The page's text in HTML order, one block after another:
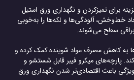
برای تمیزکردن و نگهداری ورق استیل
خط‌وخش، آلودگی‌ها و لکه‌ها را به‌خوبی
سطح می‌شوند.
به کاهش مصرف مواد شوینده کمک کرده و
پارچه‌های میکرو فیبر قابل شستشو و
باعث اقتصادی‌تر شدن نگهداری ورق